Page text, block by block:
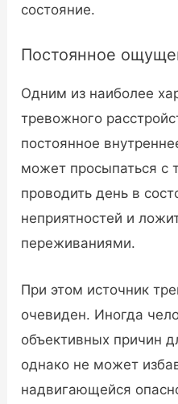
состояние.
Постоянное
Одним из наиболее
тревожного
постоянное
может просыпаться
проводить день в
неприятностей и
переживаниями.
При этом источник
очевиден. Иногда
объективных причин
однако не может
надвигающейся